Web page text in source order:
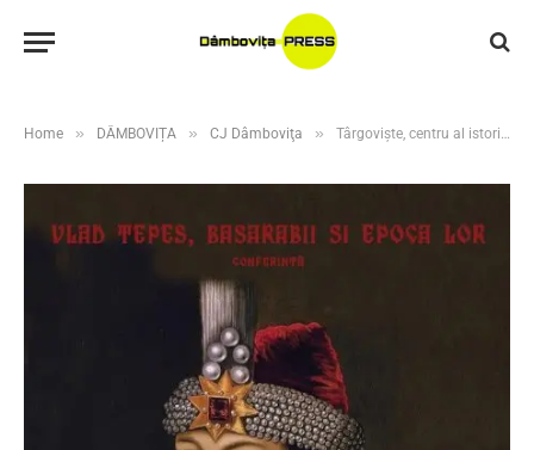
Home » DÂMBOVIȚA » CJ Dâmboviţa » Târgoviște, centru al istoriei medievale: conferința „Vlad Țepeș, Basarabii și epoca lor” aduce laolaltă mari nume ale cercetării românești